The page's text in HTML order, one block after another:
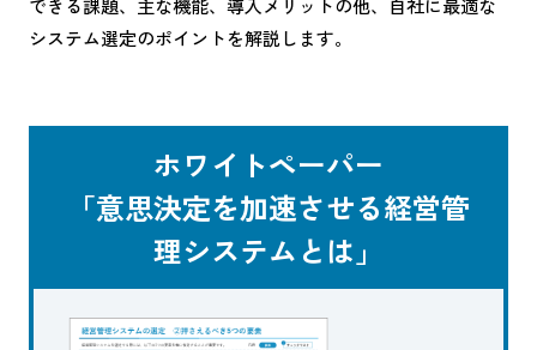
できる課題、主な機能、導入メリットの他、自社に最適な
システム選定のポイントを解説します。
ホワイトペーパー
「意思決定を加速させる経営管
理システムとは」